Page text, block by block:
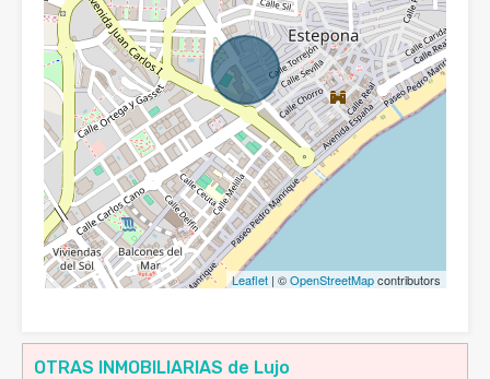
Leaflet | ©OpenStreetMapcontributors
OTRAS INMOBILIARIAS de Lujo